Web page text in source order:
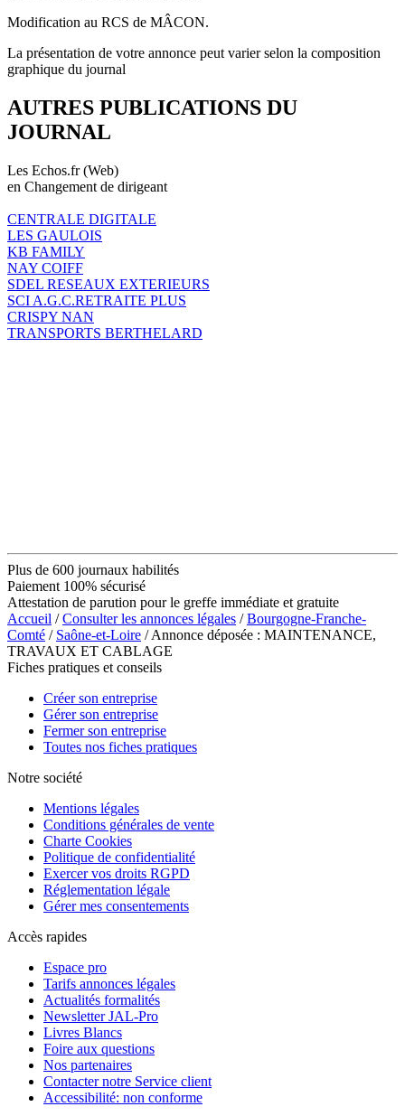
Modification au RCS de MÂCON.
La présentation de votre annonce peut varier selon la composition
graphique du journal
AUTRES PUBLICATIONS DU
JOURNAL
Les Echos.fr (Web)
en Changement de dirigeant
CENTRALE DIGITALE
LES GAULOIS
KB FAMILY
NAY COIFF
SDEL RESEAUX EXTERIEURS
SCI A.G.C.RETRAITE PLUS
CRISPY NAN
TRANSPORTS BERTHELARD
Plus de 600 journaux habilités
Paiement 100% sécurisé
Attestation de parution pour le greffe immédiate et gratuite
Accueil /Consulter les annonces légales /Bourgogne-Franche-
Comté / Saône-et-Loire / Annonce déposée : MAINTENANCE,
TRAVAUX ET CABLAGE
Fiches pratiques et conseils
Créer son entreprise
Gérer son entreprise
Fermer son entreprise
Toutes nos fiches pratiques
Notre société
Mentions légales
Conditions générales de vente
Charte Cookies
Politique de confidentialité
Exercer vos droits RGPD
Réglementation légale
Gérer mes consentements
Accès rapides
Espace pro
Tarifs annonces légales
Actualités formalités
Newsletter JAL-Pro
Livres Blancs
Foire aux questions
Nos partenaires
Contacter notre Service client
Accessibilité: non conforme